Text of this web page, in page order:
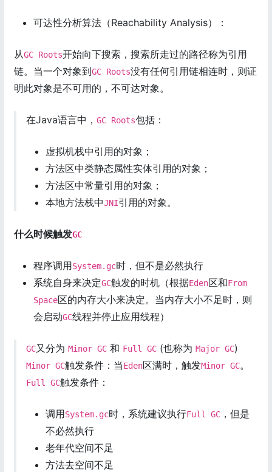
可达性分析算法（Reachability Analysis）：
从GC Roots开始向下搜索，搜索所走过的路径称为引用
链。当一个对象到GC Roots没有任何引用链相连时，则证
明此对象是不可用的，不可达对象。
在Java语言中， GC Roots包括：
虚拟机栈中引用的对象；
方法区中类静态属性实体引用的对象；
方法区中常量引用的对象；
本地方法栈中JNI引用的对象。
什么时候触发GC
程序调用System.gc时，但不是必然执行
系统自身来决定GC触发的时机（根据Eden区和From
Space区的内存大小来决定。当内存大小不足时，则
会启动GC线程并停止应用线程）
GC又分为 Minor GC 和 Full GC (也称为 Major GC)
Minor GC触发条件：当Eden区满时，触发Minor GC。
Full GC触发条件：
调用System.gc时，系统建议执行Full GC ，但是
不必然执行
老年代空间不足
方法去空间不足